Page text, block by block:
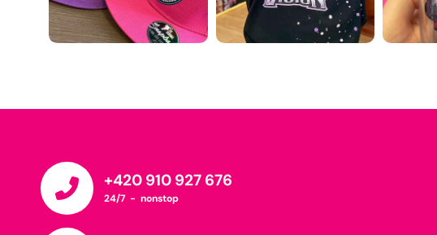
+420 910 927 676
24/7 - nonstop